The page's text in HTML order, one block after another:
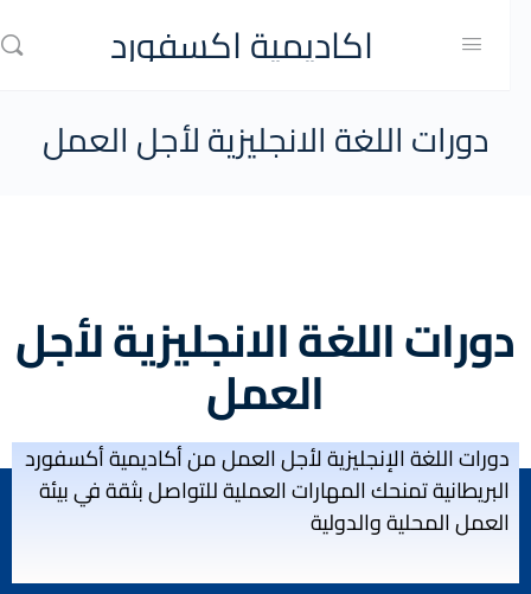
اكاديمية اكسفورد
دورات اللغة الانجليزية لأجل العمل
دورات اللغة الانجليزية لأجل
العمل
دورات اللغة الإنجليزية لأجل العمل من أكاديمية أكسفورد
البريطانية تمنحك المهارات العملية للتواصل بثقة في بيئة
العمل المحلية والدولية